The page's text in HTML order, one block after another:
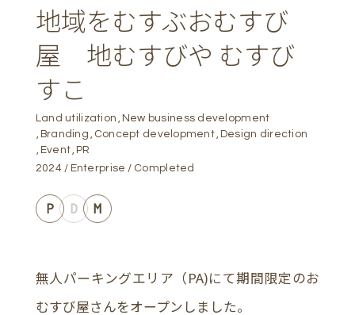
地域をむすぶおむすび
屋 地むすびや むすび
すこ
Land utilization
New business development
Branding
Concept development Design direction
Event PR
2024
Enterprise Completed
P D M
無人パーキングエリア（PA)にて期間限定のお
むすび屋さんをオープンしました。